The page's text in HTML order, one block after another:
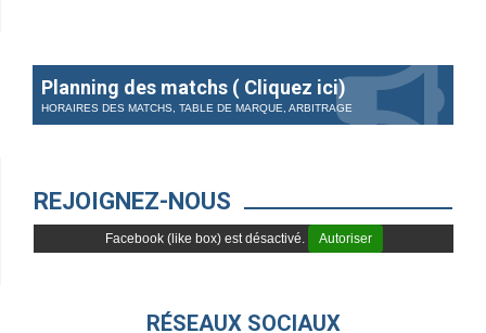
Planning des matchs ( Cliquez ici)
HORAIRES DES MATCHS, TABLE DE MARQUE, ARBITRAGE
REJOIGNEZ-NOUS
Facebook (like box) est désactivé. Autoriser
RÉSEAUX SOCIAUX